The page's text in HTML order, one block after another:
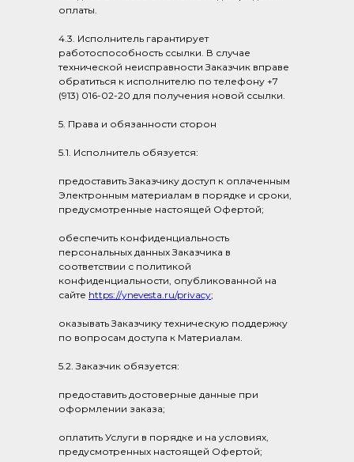
оплаты.
4.3. Исполнитель гарантирует
работоспособность ссылки. В случае
технической неисправности Заказчик вправе
обратиться к исполнителю по телефону +7
(913) 016-02-20 для получения новой ссылки.
5. Права и обязанности сторон
5.1. Исполнитель обязуется:
предоставить Заказчику доступ к оплаченным
Электронным материалам в порядке и сроки,
предусмотренные настоящей Офертой;
обеспечить конфиденциальность
персональных данных Заказчика в
соответствии с политикой
конфиденциальности, опубликованной на
сайте https://ynevesta.ru/privacy;
оказывать Заказчику техническую поддержку
по вопросам доступа к Материалам.
5.2. Заказчик обязуется:
предоставить достоверные данные при
оформлении заказа;
оплатить Услуги в порядке и на условиях,
предусмотренных настоящей Офертой;